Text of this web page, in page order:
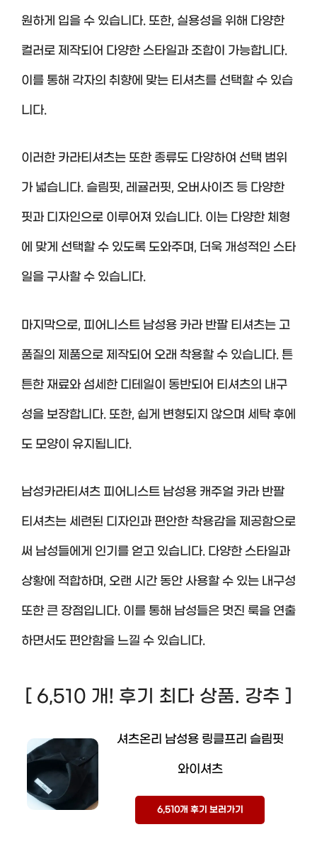
원하게 입을 수 있습니다. 또한, 실용성을 위해 다양한
컬러로 제작되어 다양한 스타일과 조합이 가능합니다.
이를 통해 각자의 취향에 맞는 티셔츠를 선택할 수 있습
니다.
이러한 카라티셔츠는 또한 종류도 다양하여 선택 범위
가 넓습니다. 슬림핏, 레귤러핏, 오버사이즈 등 다양한
핏과 디자인으로 이루어져 있습니다. 이는 다양한 체형
에 맞게 선택할 수 있도록 도와주며, 더욱 개성적인 스타
일을 구사할 수 있습니다.
마지막으로, 피어니스트 남성용 카라 반팔 티셔츠는 고
품질의 제품으로 제작되어 오래 착용할 수 있습니다. 튼
튼한 재료와 섬세한 디테일이 동반되어 티셔츠의 내구
성을 보장합니다. 또한, 쉽게 변형되지 않으며 세탁 후에
도 모양이 유지됩니다.
남성카라티셔츠 피어니스트 남성용 캐주얼 카라 반팔
티셔츠는 세련된 디자인과 편안한 착용감을 제공함으로
써 남성들에게 인기를 얻고 있습니다. 다양한 스타일과
상황에 적합하며, 오랜 시간 동안 사용할 수 있는 내구성
또한 큰 장점입니다. 이를 통해 남성들은 멋진 룩을 연출
하면서도 편안함을 느낄 수 있습니다.
[ 6,510 개! 후기 최다 상품. 강추 ]
셔츠온리 남성용 링클프리 슬림핏
와이셔츠
6,510개 후기 보러가기